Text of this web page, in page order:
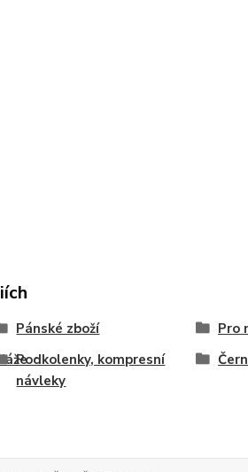
Pánské zboží Pro
Podkolenky, kompresní
návleky